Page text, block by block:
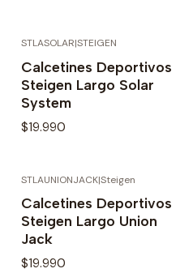
STLASOLAR|STEIGEN
Calcetines Deportivos
Steigen Largo Solar
System
$19.990
STLAUNIONJACK|Steigen
Calcetines Deportivos
Steigen Largo Union
Jack
$19.990